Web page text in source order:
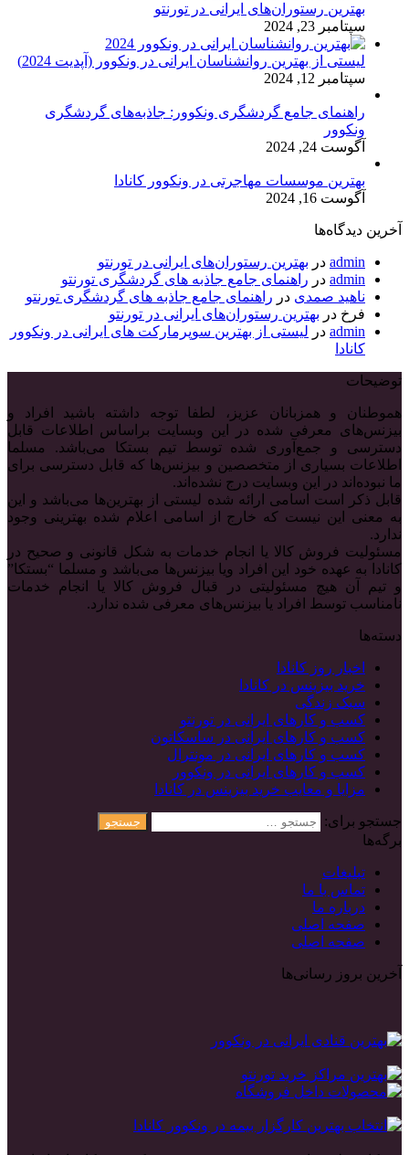
بهترین رستوران‌های ایرانی در تورنتو
سپتامبر 23, 2024
لیستی از بهترین روانشناسان ایرانی در ونکوور (آپدیت 2024)
سپتامبر 12, 2024
راهنمای جامع گردشگری ونکوور: جاذبه‌های گردشگری
ونکوور
آگوست 24, 2024
بهترین موسسات مهاجرتی در ونکوور کانادا
آگوست 16, 2024
آخرین دیدگاه‌ها
admin در بهترین رستوران‌های ایرانی در تورنتو
admin در راهنمای جامع جاذبه های گردشگری تورنتو
ناهید صمدی در راهنمای جامع جاذبه های گردشگری تورنتو
فرخ در بهترین رستوران‌های ایرانی در تورنتو
admin در لیستی از بهترین سوپرمارکت های ایرانی در ونکوور
کانادا
توضیحات
هموطنان و همزبانان عزیز، لطفا توجه داشته باشید افراد و
بیزنس‌های معرفی شده در این وبسایت براساس اطلاعات قابل
دسترسی و جمع‌آوری شده توسط تیم بستکا می‌باشد. مسلما
اطلاعات بسیاری از متخصصین و بیزنس‌ها که قابل دسترسی برای
ما نبوده‌اند در این وبسایت درج نشده‌اند.
قابل ذکر است اسامی ارائه شده لیستی از بهترین‌ها می‌باشد و این
به معنی این نیست که خارج از اسامی اعلام شده بهترینی وجود
ندارد.
مسئولیت فروش کالا یا انجام خدمات به شکل قانونی و صحیح در
کانادا به عهده خود این افراد ویا بیزنس‌ها می‌باشد و مسلما “بستکا”
و تیم آن هیچ مسئولیتی در قبال فروش کالا یا انجام خدمات
نامناسب توسط افراد یا بیزنس‌های معرفی شده ندارد.
دسته‌ها
اخبار روز کانادا
خرید بیزینس در کانادا
سبک زندگی
کسب و کارهای ایرانی در تورنتو
کسب و کارهای ایرانی در ساسکاتون
کسب و کارهای ایرانی در مونترال
کسب و کارهای ایرانی در ونکوور
مزایا و معایب خرید بیزینس در کانادا
جستجو برای:
برگه‌ها
تبلیغات
تماس با ما
درباره ما
صفحه اصلی
صفحه اصلی
آخرین بروز رسانی‌ها